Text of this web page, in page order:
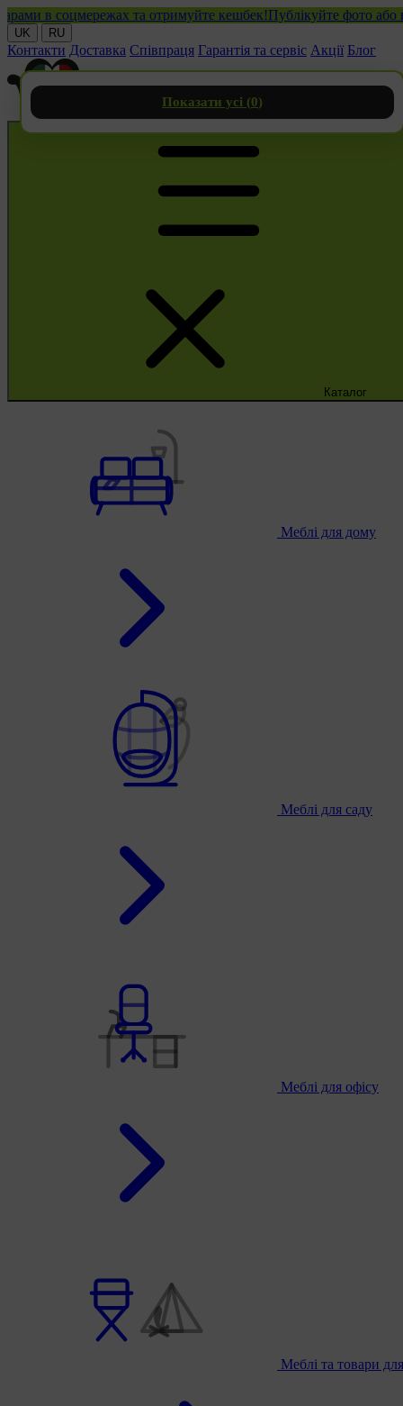
в соцмережах та отримуйте кешбек!Публікуйте фото або
UK RU
Контакти Доставка Співпраця Гарантія та сервіс Акції Блог
Каталог
Меблі для дому
Меблі для саду
Меблі для офісу
Меблі та товари для
Показати усі (0)